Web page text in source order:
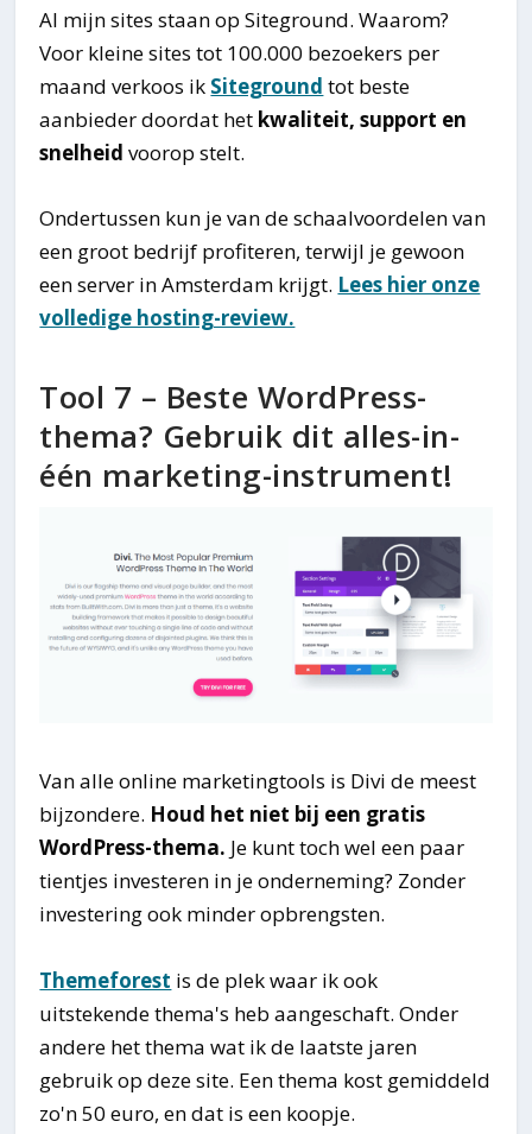
Al mijn sites staan op Siteground. Waarom?
Voor kleine sites tot 100.000 bezoekers per
maand verkoos ik Siteground tot beste
aanbieder doordat het kwaliteit, support en
snelheid voorop stelt.
Ondertussen kun je van de schaalvoordelen van
een groot bedrijf profiteren, terwijl je gewoon
een server in Amsterdam krijgt. Lees hier onze
volledige hosting-review.
Tool 7 – Beste WordPress-
thema? Gebruik dit alles-in-
één marketing-instrument!
Van alle online marketingtools is Divi de meest
bijzondere. Houd het niet bij een gratis
WordPress-thema. Je kunt toch wel een paar
tientjes investeren in je onderneming? Zonder
investering ook minder opbrengsten.
Themeforest is de plek waar ik ook
uitstekende thema's heb aangeschaft. Onder
andere het thema wat ik de laatste jaren
gebruik op deze site. Een thema kost gemiddeld
zo'n 50 euro, en dat is een koopje.